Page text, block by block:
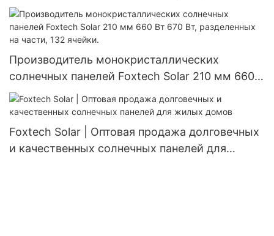
алюминиевый, водонепроницаемый IP66,
мощностью 60 Вт, 80 Вт, 100 Вт.
Производитель монокристаллических
солнечных панелей Foxtech Solar 210 мм 660
Вт 670 Вт, разделенных на части, 132 ячейки.
Foxtech Solar | Оптовая продажа долговечных
и качественных солнечных панелей для